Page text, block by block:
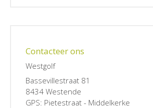
Contacteer ons
Westgolf
Bassevillestraat 81
8434 Westende
GPS: Pietestraat - Middelkerke